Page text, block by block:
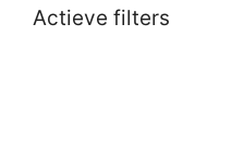
Actieve filters